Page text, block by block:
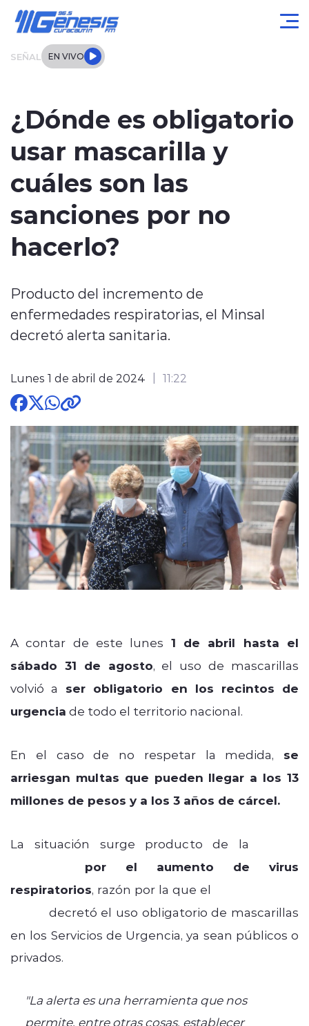
SEÑAL EN VIVO
Tendencias
Internacional
Deportes
¿Dónde es obligatorio
usar mascarilla y
cuáles son las
sanciones por no
hacerlo?
Producto del incremento de
enfermedades respiratorias, el Minsal
decretó alerta sanitaria.
Lunes 1 de abril de 2024 11:22
A contar de este lunes 1 de abril hasta el
sábado 31 de agosto, el uso de mascarillas
volvió a
ser obligatorio en los recintos de
urgencia de todo el territorio nacional.
En el caso de no respetar la medida, se
arriesgan multas que pueden llegar a los 13
millones de pesos y a los 3 años de cárcel.
La situación surge producto de la
por el aumento de virus
respiratorios, razón por la que el
decretó el uso obligatorio de mascarillas
en los Servicios de Urgencia, ya sean públicos o
privados.
"La alerta es una herramienta que nos
permite, entre otras cosas, establecer